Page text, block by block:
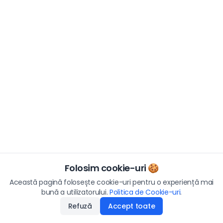
Folosim cookie-uri 🍪
Această pagină folosește cookie-uri pentru o experiență mai
bună a utilizatorului. Politica de Cookie-uri.
Refuză
Accept toate